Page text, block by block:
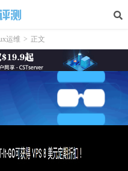
运维 > 正文